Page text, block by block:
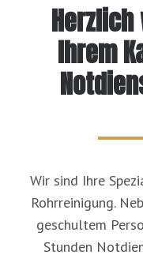
Ihrem
Wir sind Ihre
Rohrreinigung.
geschultem
Stunden